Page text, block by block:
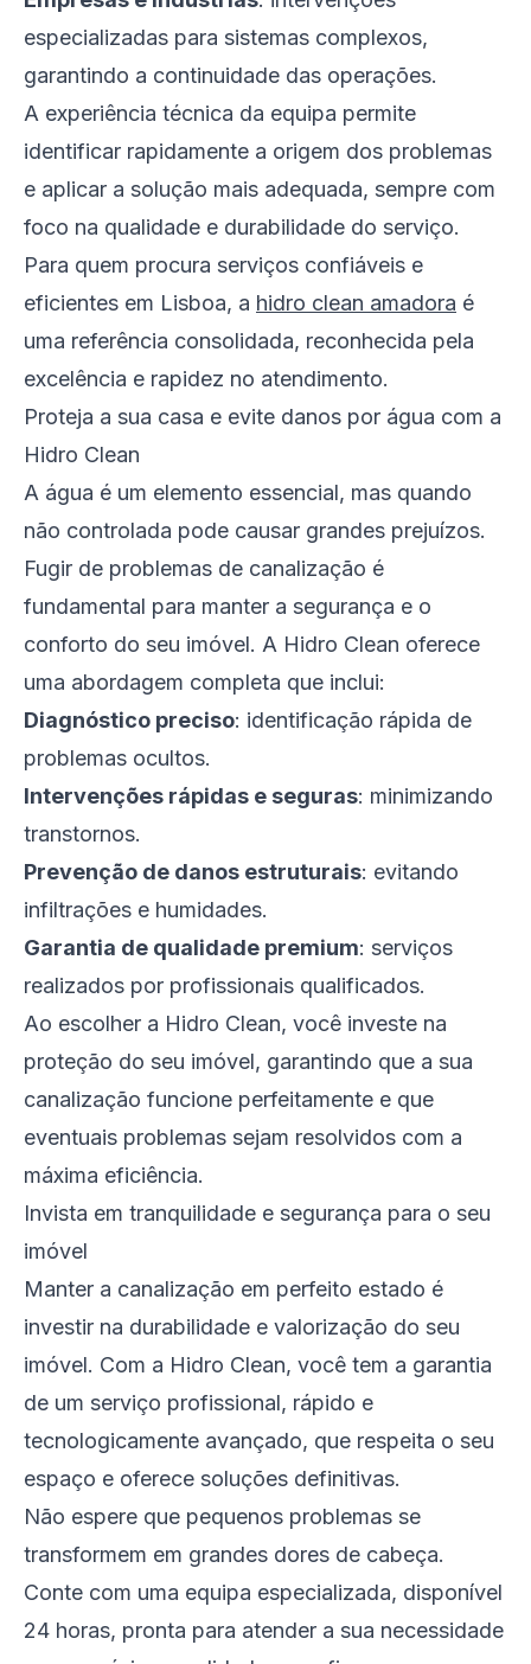
especializadas para sistemas complexos,
garantindo a continuidade das operações.
A experiência técnica da equipa permite
identificar rapidamente a origem dos problemas
e aplicar a solução mais adequada, sempre com
foco na qualidade e durabilidade do serviço.
Para quem procura serviços confiáveis e
eficientes em Lisboa, a hidro clean amadora é
uma referência consolidada, reconhecida pela
excelência e rapidez no atendimento.
Proteja a sua casa e evite danos por água com a
Hidro Clean
A água é um elemento essencial, mas quando
não controlada pode causar grandes prejuízos.
Fugir de problemas de canalização é
fundamental para manter a segurança e o
conforto do seu imóvel. A Hidro Clean oferece
uma abordagem completa que inclui:
Diagnóstico preciso: identificação rápida de
problemas ocultos.
Intervenções rápidas e seguras: minimizando
transtornos.
Prevenção de danos estruturais: evitando
infiltrações e humidades.
Garantia de qualidade premium: serviços
realizados por profissionais qualificados.
Ao escolher a Hidro Clean, você investe na
proteção do seu imóvel, garantindo que a sua
canalização funcione perfeitamente e que
eventuais problemas sejam resolvidos com a
máxima eficiência.
Invista em tranquilidade e segurança para o seu
imóvel
Manter a canalização em perfeito estado é
investir na durabilidade e valorização do seu
imóvel. Com a Hidro Clean, você tem a garantia
de um serviço profissional, rápido e
tecnologicamente avançado, que respeita o seu
espaço e oferece soluções definitivas.
Não espere que pequenos problemas se
transformem em grandes dores de cabeça.
Conte com uma equipa especializada, disponível
24 horas, pronta para atender a sua necessidade